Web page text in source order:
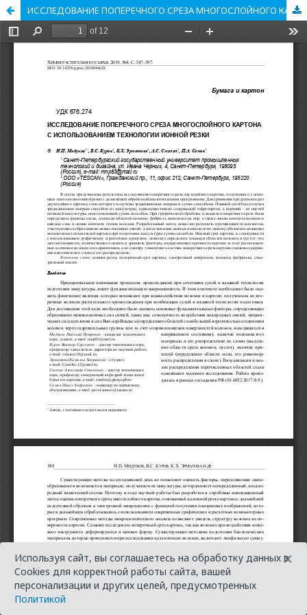
ИССЛЕДОВАНИЕ ПОПЕРЕЧНОГО СРЕЗА МНОГОСЛОЙНОГО КАРТОНА С ИСПОЛЬЗОВАНИЕМ ТЕХНОЛОГИИ ИОННОЙ РЕЗКИ
Используя сайт, вы соглашаетесь на обработку данных в
Cookies для корректной работы сайта, вашей
персонализации и других целей, предусмотренных
Политикой
×